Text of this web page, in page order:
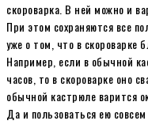
скороварка. В ней можно и
При этом сохраняются все
уже о том, что в скороварке
Например, если в обычной
часов, то в скороварке оно
обычной кастрюле варится
Да и пользоваться ею